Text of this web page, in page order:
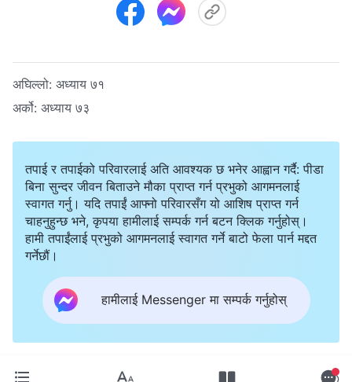
अघिल्लो: अध्याय ७१
अर्को: अध्याय ७३
तपाई र तपाईको परिवारलाई अति आवश्यक छ भनेर आह्वान गर्दै: पीडा
बिना सुन्दर जीवन बिताउने मौका प्राप्त गर्न प्रभुको आगमनलाई
स्वागत गर्नु। यदि तपाईं आफ्नो परिवारसँग यो आशिष प्राप्त गर्न
चाहनुहुन्छ भने, कृपया हामीलाई सम्पर्क गर्न बटन क्लिक गर्नुहोस्।
हामी तपाईंलाई प्रभुको आगमनलाई स्वागत गर्ने बाटो फेला पार्न मद्दत
गर्नेछौं।
हामीलाई Messenger मा सम्पर्क गर्नुहोस्